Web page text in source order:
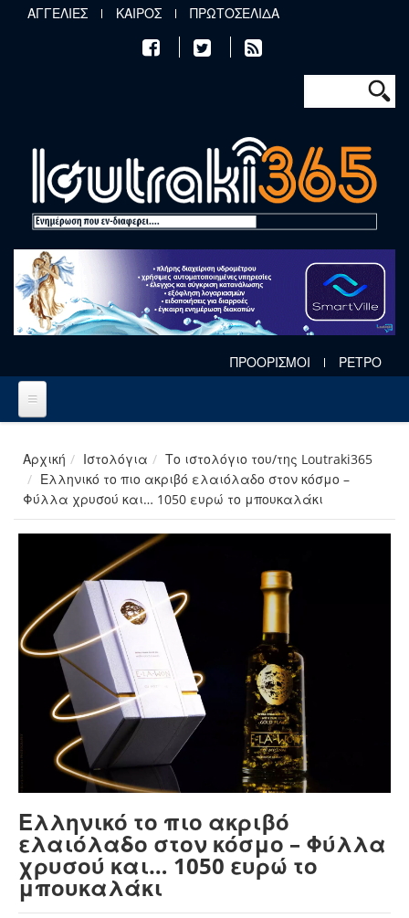
Παράκαμψη προς το κυρίως περιεχόμενο
ΑΓΓΕΛΙΕΣ ΚΑΙΡΟΣ ΠΡΩΤΟΣΕΛΙΔΑ
Φόρμα
Αναζήτηση
ΠΡΟΟΡΙΣΜΟΙ ΡΕΤΡΟ
Αρχική Ιστολόγια
Το ιστολόγιο του/της Loutraki365
Ελληνικό το πιο ακριβό ελαιόλαδο στον κόσμο –
Φύλλα χρυσού και… 1050 ευρώ το μπουκαλάκι
Ελληνικό το πιο ακριβό
ελαιόλαδο στον κόσμο – Φύλλα
χρυσού και… 1050 ευρώ το
μπουκαλάκι